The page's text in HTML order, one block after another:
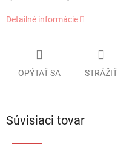
Detailné informácie
OPÝTAŤ SA STRÁŽIŤ
Súvisiaci tovar